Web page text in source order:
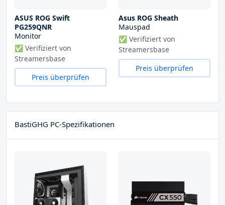
ASUS ROG Swift
PG259QNR
Monitor
✅ Verifiziert von
Streamersbase
Preis überprüfen
Asus ROG Sheath
Mauspad
✅ Verifiziert von
Streamersbase
Preis überprüfen
BastiGHG PC-Spezifikationen